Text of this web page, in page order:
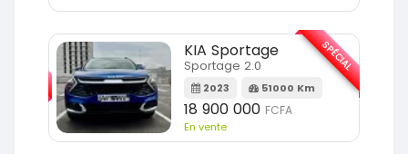
KIA Sportage
Sportage 2.0
2023 51000 Km
18 900 000 FCFA
En vente
SPÉCIAL